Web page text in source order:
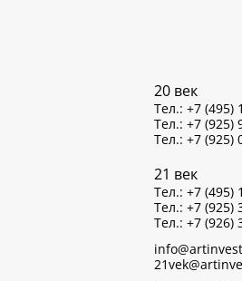
20 век
Тел.: +7 (495)
Тел.: +7 (925)
Тел.: +7 (925)
21 век
Тел.: +7 (495)
Тел.: +7 (925)
Тел.: +7 (926)